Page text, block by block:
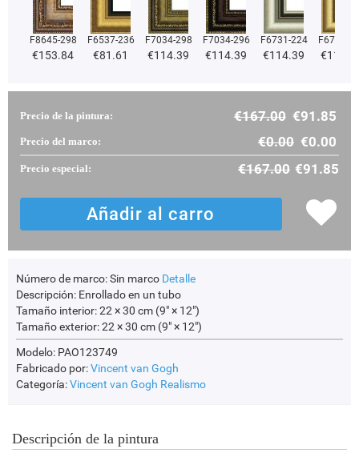
F8645-298
€153.84
F6537-236
€81.61
F7034-298
€114.39
F7034-296
€114.39
F6731-224
€114.39
F6731-
€
Precio de la pintura: €167.00 €91.85
Precio del marco: €0.00 €0.00
Precio especial: €167.00 €91.85
Número de marco:Sin marco Detalle
Descripción: Enrollado en un tubo
Tamaño interior:22 × 30 cm (9" × 12")
Tamaño exterior:22 × 30 cm (9" × 12")
Modelo: PAO123749
Fabricado por:Vincent van Gogh
Categoría:Vincent van Gogh Realismo
Descripción de la pintura